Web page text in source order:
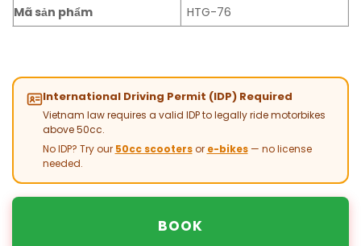
Mã sản phẩm
HTG-76
International Driving Permit (IDP) Required
Vietnam law requires a valid IDP to legally ride motorbikes
above 50cc.
No IDP? Try our 50cc scootersor e-bikes— no license
needed.
BOOK